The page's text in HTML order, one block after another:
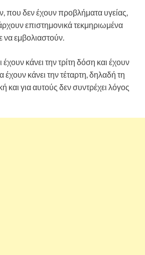
που δεν έχουν προβλήματα υγείας,
επιστημονικά τεκμηριωμένα
να εμβολιαστούν.
έχουν κάνει την τρίτη δόση και έχουν
έχουν κάνει την τέταρτη, δηλαδή τη
και για αυτούς δεν συντρέχει λόγος